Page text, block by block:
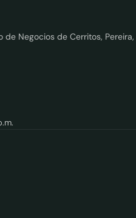
de Negocios de Cerritos, Pereira,